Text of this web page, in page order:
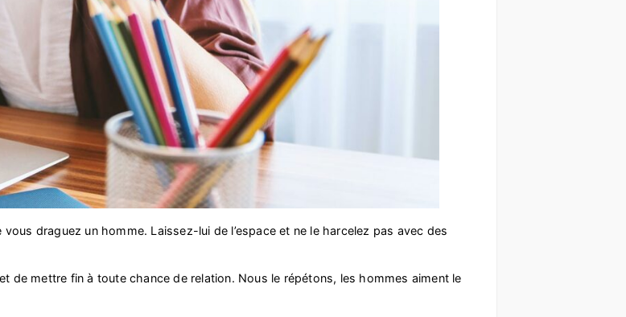
vous draguez un homme. Laissez-lui de l’espace et ne le harcelez pas avec des
de mettre fin à toute chance de relation. Nous le répétons, les hommes aiment le